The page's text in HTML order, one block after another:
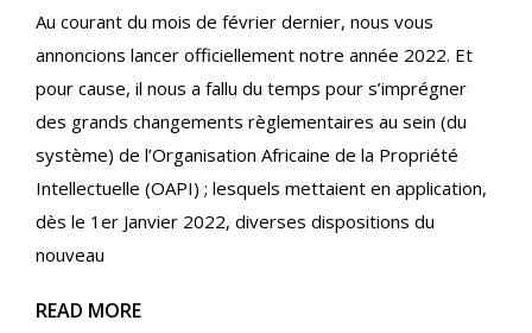
Au courant du mois de février dernier, nous vous
annoncions lancer officiellement notre année 2022. Et
pour cause, il nous a fallu du temps pour s’imprégner
des grands changements règlementaires au sein (du
système) de l’Organisation Africaine de la Propriété
Intellectuelle (OAPI) ; lesquels mettaient en application,
dès le 1er Janvier 2022, diverses dispositions du
nouveau
READ MORE